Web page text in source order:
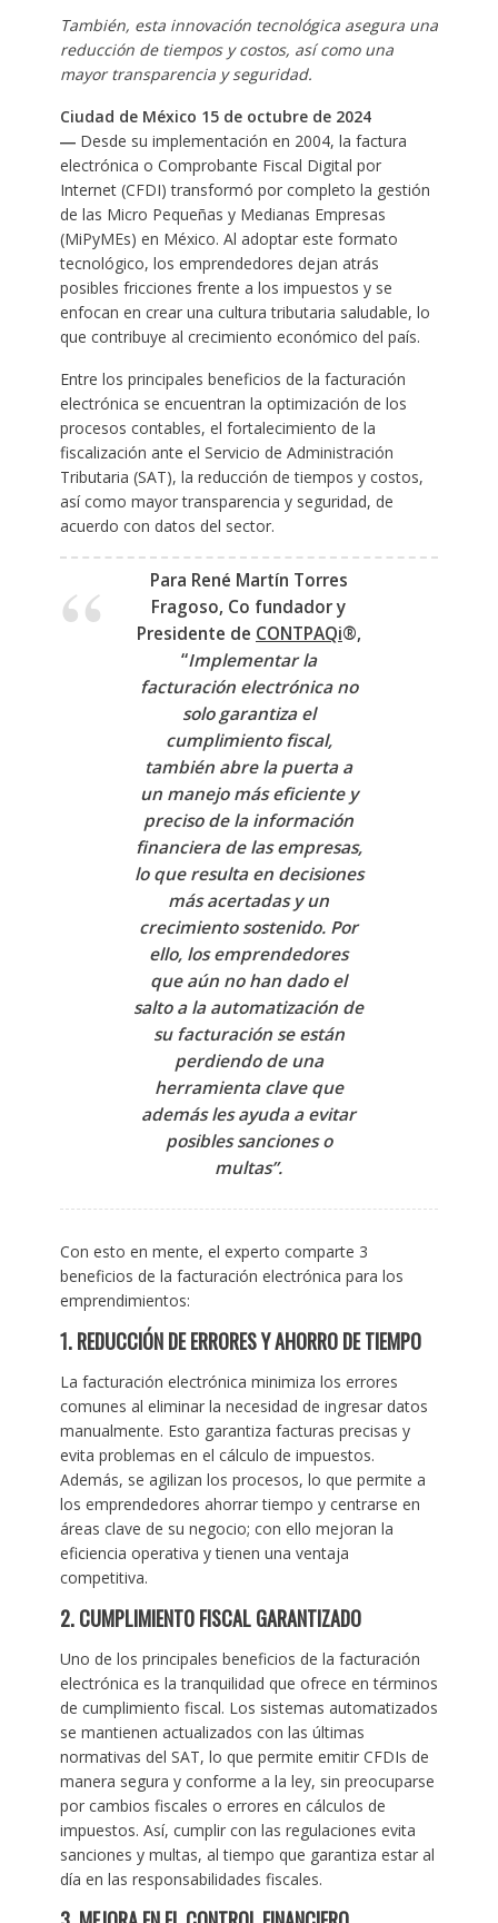
También, esta innovación tecnológica asegura una
reducción de tiempos y costos, así como una
mayor transparencia y seguridad.
Ciudad de México 15 de octubre de 2024
―Desde su implementación en 2004, la factura
electrónica o Comprobante Fiscal Digital por
Internet (CFDI) transformó por completo la gestión
de las Micro Pequeñas y Medianas Empresas
(MiPyMEs) en México. Al adoptar este formato
tecnológico, los emprendedores dejan atrás
posibles fricciones frente a los impuestos y se
enfocan en crear una cultura tributaria saludable, lo
que contribuye al crecimiento económico del país.
Entre los principales beneficios de la facturación
electrónica se encuentran la optimización de los
procesos contables, el fortalecimiento de la
fiscalización ante el Servicio de Administración
Tributaria (SAT), la reducción de tiempos y costos,
así como mayor transparencia y seguridad, de
acuerdo con datos del sector.
Para René Martín Torres
Fragoso, Co fundador y
Presidente de CONTPAQi®,
“Implementar la
facturación electrónica no
solo garantiza el
cumplimiento fiscal,
también abre la puerta a
un manejo más eficiente y
preciso de la información
financiera de las empresas,
lo que resulta en decisiones
más acertadas y un
crecimiento sostenido. Por
ello, los emprendedores
que aún no han dado el
salto a la automatización de
su facturación se están
perdiendo de una
herramienta clave que
además les ayuda a evitar
posibles sanciones o
multas”.
Con esto en mente, el experto comparte 3
beneficios de la facturación electrónica para los
emprendimientos:
1. REDUCCIÓN DE ERRORES Y AHORRO DE TIEMPO
La facturación electrónica minimiza los errores
comunes al eliminar la necesidad de ingresar datos
manualmente. Esto garantiza facturas precisas y
evita problemas en el cálculo de impuestos.
Además, se agilizan los procesos, lo que permite a
los emprendedores ahorrar tiempo y centrarse en
áreas clave de su negocio; con ello mejoran la
eficiencia operativa y tienen una ventaja
competitiva.
2. CUMPLIMIENTO FISCAL GARANTIZADO
Uno de los principales beneficios de la facturación
electrónica es la tranquilidad que ofrece en términos
de cumplimiento fiscal. Los sistemas automatizados
se mantienen actualizados con las últimas
normativas del SAT, lo que permite emitir CFDIs de
manera segura y conforme a la ley, sin preocuparse
por cambios fiscales o errores en cálculos de
impuestos. Así, cumplir con las regulaciones evita
sanciones y multas, al tiempo que garantiza estar al
día en las responsabilidades fiscales.